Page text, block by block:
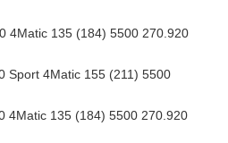
4Matic 135 (184) 5500 270.920
Sport 4Matic 155 (211) 5500
4Matic 135 (184) 5500 270.920